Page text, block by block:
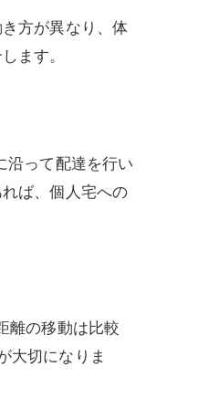
方が異なり、体
ます。
って配達を行い
ば、個人宅への
離の移動は比較
大切になりま